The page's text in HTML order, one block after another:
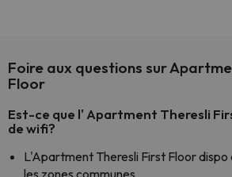
Foire aux questions sur
Floor
Est-ce que l' Apartment Theresli
de wifi?
L'Apartment Theresli First Floor
les zones communes